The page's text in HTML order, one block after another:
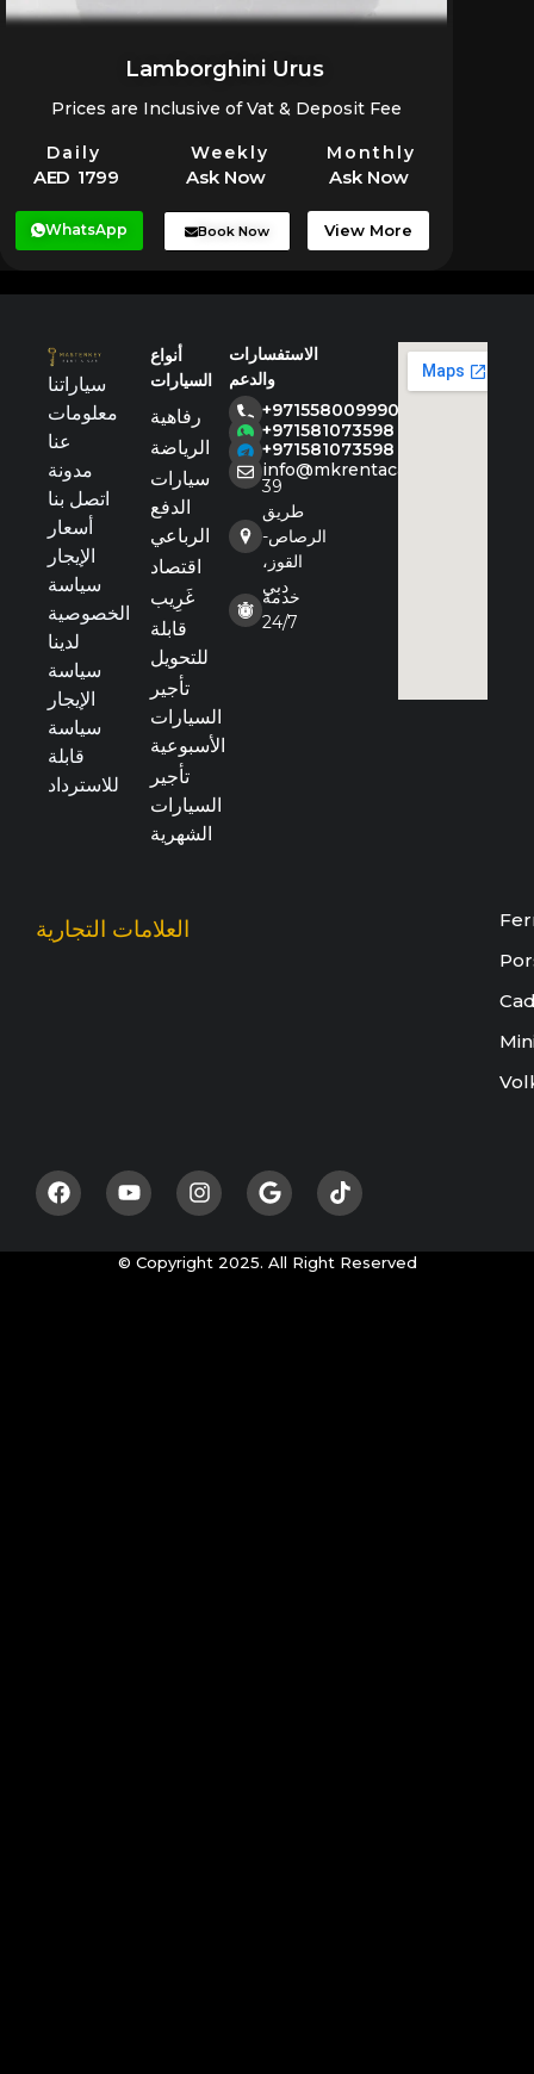
Lamborghini Urus
Prices are Inclusive of Vat & Deposit Fee
Daily Weekly Monthly
AED 1799 Ask Now Ask Now
WhatsApp Book Now View More
سياراتنا
معلومات
عنا
مدونة
اتصل بنا
أسعار
الإيجار
سياسة
الخصوصية
لدينا
سياسة
الإيجار
سياسة
قابلة
للاسترداد
أنواع
السيارات
رفاهية
الرياضة
سيارات
الدفع
الرباعي
اقتصاد
غَرِيب
قابلة
للتحويل
تأجير
السيارات
الأسبوعية
تأجير
السيارات
الشهرية
الاستفسارات
والدعم
+971558009990
+971581073598
+971581073598
info@mkrentacar.com
39
طريق
الرصاص-
القوز،
دبي
خدمة
24/7
العلامات التجارية
© Copyright 2025. All Right Reserved